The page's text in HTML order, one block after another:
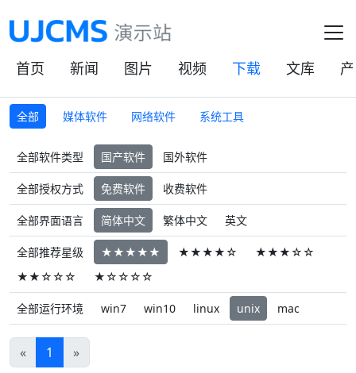
首页 新闻 图片 视频 下载 文库
全部 媒体软件 网络软件 系统工具
全部软件类型 国产软件 国外软件
全部授权方式 免费软件 收费软件
全部界面语言 简体中文 繁体中文 英文
全部推荐星级 ★★★★★ ★★★★☆
★★★☆☆
★★☆☆☆
★☆☆☆☆
全部运行环境 win7 win10 linux unix mac
« 1 »